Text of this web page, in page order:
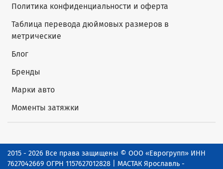
Политика конфиденциальности и оферта
Таблица перевода дюймовых размеров в
метрические
Блог
Бренды
Марки авто
Моменты затяжки
2015 - 2026 Все права защищены © ООО «Еврогрупп» ИНН
7627042669 ОГРН 1157627012828 | МАСТАК Ярославль -